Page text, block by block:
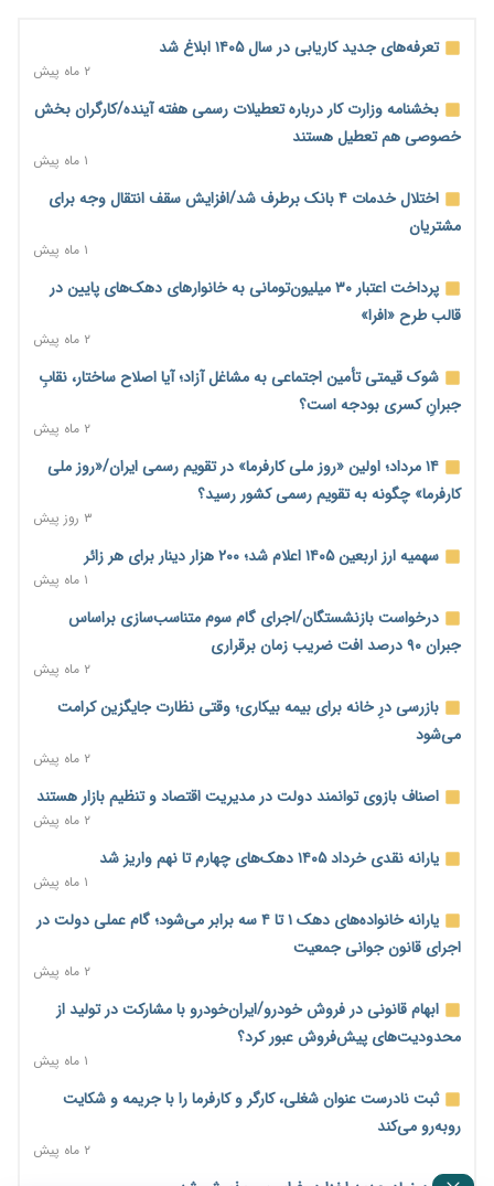
ترمیم مزد در راه است؟ تأکید بر افزایش مزد پایه و شفافیت سبد
معیشت
۱ ساعت پیش
وام بدون رتبه اعتباری؛ صندوق کارآفرینی امید از حمایت متفاوت
خود می‌گوید
۱ ساعت پیش
ناترازی برق ۳۰ درصد کاهش یافت؛ وعده وزارت نیرو برای رفع
محدودیت صنایع
۲ ساعت پیش
ورود بخش خصوصی به حکمرانی اشتغال؛ «یاوران پیشرفت»
امسال گسترده‌تر می‌شود
مطالبه کارگران جنوب برای پرداخت «حق جنگ»؛ از نفت و گاز تا
شبکه برق
حساب‌های شرکت ملی نفت در بانک صنعت و معدن مسدود شد؛
بدهی یک میلیارد دلاری
۲ ساعت پیش
درآمد کارگزاری‌ها چقدر است؟ کانون کارگزاران اعداد منتشرشده در
فضای مجازی را تکذیب کرد
بیکاری ۷ درصدی روی کاغذ؛ آیا در واقعیت هم این چنین است؟
۳ ساعت پیش
روز خبرنگار؛ مطالبه‌ای فراتر از تبریک برای پاسداشت حقیقت و
امنیت شغلی
۴ ساعت پیش
همایش و مسابقه نذری ماه صفر برگزار شد
زائران اربعین نگران ارز باقی‌مانده نباشند؛ خرید دینار در بانک‌ها و
صرافی‌ها
جنگ کریدورها وارد فاز جدید شد؛ سرمایه‌گذاری ۳۴۵ میلیارد دلاری
اوراسیا تا ۲۰۳۵
۲ روز پیش
پارادوکس اینترنت در ایران؛ مصرف‌کننده بیشتر می‌پردازد، شبکه
کمتر توسعه می‌یابد
تأمین سرمایه در گردش بدون خلق نقدینگی؛ نقش جدید
تعرفه‌های جدید کاریابی در سال ۱۴۰۵ ابلاغ شد
۲ ماه پیش
بخشنامه وزارت کار درباره تعطیلات رسمی هفته آینده/کارگران بخش
خصوصی هم تعطیل هستند
۱ ماه پیش
اختلال خدمات ۴ بانک برطرف شد/افزایش سقف انتقال وجه برای
مشتریان
۱ ماه پیش
پرداخت اعتبار ۳۰ میلیون‌تومانی به خانوارهای دهک‌های پایین در
قالب طرح «افرا»
۲ ماه پیش
شوک قیمتی تأمین اجتماعی به مشاغل آزاد؛ آیا اصلاح ساختار، نقابِ
جبرانِ کسری بودجه است؟
۲ ماه پیش
۱۴ مرداد؛ اولین «روز ملی کارفرما» در تقویم رسمی ایران/«روز ملی
کارفرما» چگونه به تقویم رسمی کشور رسید؟
۳ روز پیش
سهمیه ارز اربعین ۱۴۰۵ اعلام شد؛ ۲۰۰ هزار دینار برای هر زائر
۱ ماه پیش
درخواست بازنشستگان/اجرای گام سوم متناسب‌سازی براساس
جبران ۹۰ درصد افت ضریب زمان برقراری
۲ ماه پیش
بازرسی درِ خانه برای بیمه بیکاری؛ وقتی نظارت جایگزین کرامت
می‌شود
۲ ماه پیش
اصناف بازوی توانمند دولت در مدیریت اقتصاد و تنظیم بازار هستند
۲ ماه پیش
یارانه نقدی خرداد ۱۴۰۵ دهک‌های چهارم تا نهم واریز شد
۱ ماه پیش
یارانه خانواده‌های دهک ۱ تا ۴ سه برابر می‌شود؛ گام عملی دولت در
اجرای قانون جوانی جمعیت
۲ ماه پیش
ابهام قانونی در فروش خودرو/ایران‌خودرو با مشارکت در تولید از
محدودیت‌های پیش‌فروش عبور کرد؟
۱ ماه پیش
ثبت نادرست عنوان شغلی، کارگر و کارفرما را با جریمه و شکایت
روبه‌رو می‌کند
۲ ماه پیش